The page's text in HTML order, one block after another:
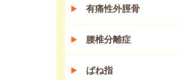
有痛性外脛骨
腰椎分離症
ばね指